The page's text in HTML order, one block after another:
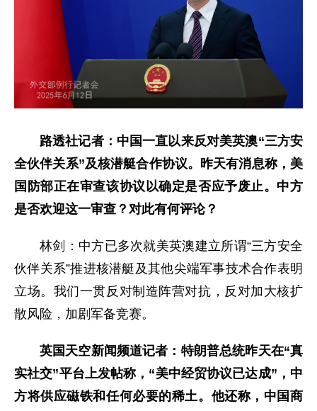
路透社记者：中国一直以来反对美英澳“三方安
全伙伴关系”及核潜艇合作协议。昨天有消息称，美
国防部正在审查该协议以确定是否应予废止。中方
是否欢迎这一审查？对此有何评论？
林剑：中方已多次就美英澳建立所谓“三方安全
伙伴关系”推进核潜艇及其他尖端军事技术合作表明
立场。我们一贯反对制造阵营对抗，反对加大核扩
散风险，加剧军备竞赛。
英国天空新闻频道记者：特朗普总统昨天在“真
实社交”平台上发帖称，“美中经贸协议已达成”，中
方将供应磁铁和任何必要的稀土。他还称，中国商